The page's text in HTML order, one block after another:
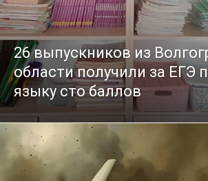
26 выпускников из
области получили за ЕГЭ
языку сто баллов